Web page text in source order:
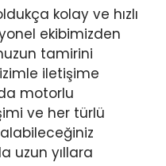
kolay ve hızlı
ekibimizden
tamirini
iletişime
motorlu
ve her türlü
uzun yıllara